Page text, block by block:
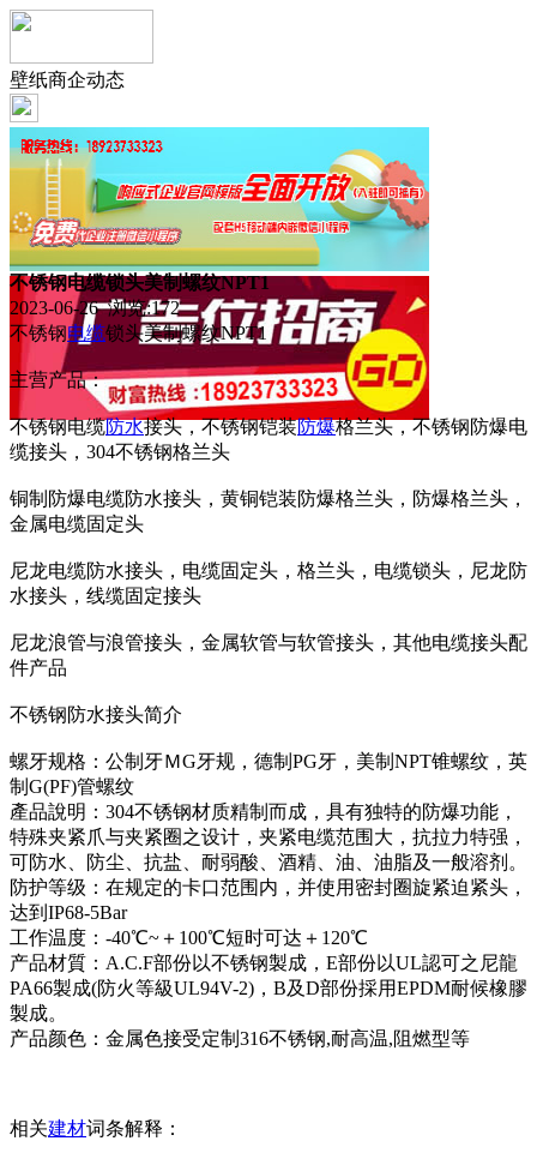
壁纸商企动态
不锈钢电缆锁头美制螺纹NPT1
2023-06-26 浏览:172
不锈钢电缆锁头美制螺纹NPT1
主营产品：
不锈钢电缆防水接头，不锈钢铠装防爆格兰头，不锈钢防爆电
缆接头，304不锈钢格兰头
铜制防爆电缆防水接头，黄铜铠装防爆格兰头，防爆格兰头，
金属电缆固定头
尼龙电缆防水接头，电缆固定头，格兰头，电缆锁头，尼龙防
水接头，线缆固定接头
尼龙浪管与浪管接头，金属软管与软管接头，其他电缆接头配
件产品
不锈钢防水接头简介
螺牙规格：公制牙ＭG牙规，德制PG牙，美制NPT锥螺纹，英
制G(PF)管螺纹
產品說明：304不锈钢材质精制而成，具有独特的防爆功能，
特殊夹紧爪与夹紧圈之设计，夹紧电缆范围大，抗拉力特强，
可防水、防尘、抗盐、耐弱酸、酒精、油、油脂及一般溶剂。
防护等级：在规定的卡口范围内，并使用密封圈旋紧迫紧头，
达到IP68-5Bar
工作温度：-40℃~＋100℃短时可达＋120℃
产品材質：A.C.F部份以不锈钢製成，E部份以UL認可之尼龍
PA66製成(防火等級UL94V-2)，B及D部份採用EPDM耐候橡膠
製成。
产品颜色：金属色接受定制316不锈钢,耐高温,阻燃型等
相关建材词条解释：